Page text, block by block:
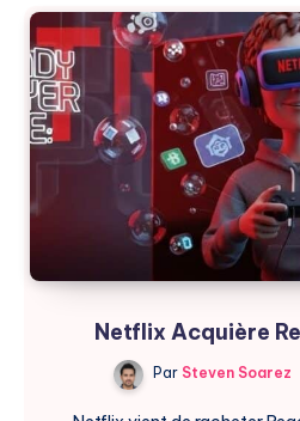
Diligent
Robotics
Netflix Acquière
Par Steven Soarez